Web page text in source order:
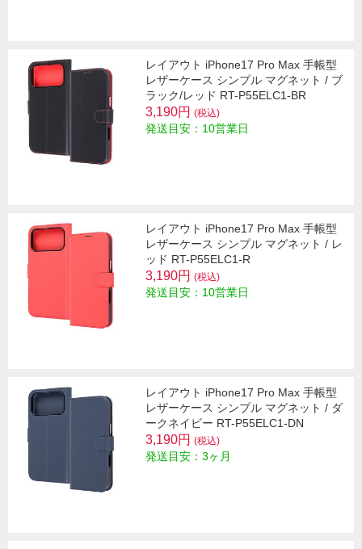
レイアウト iPhone17 Pro Max 手帳型
レザーケース シンプル マグネット / ブ
ラック/レッド RT-P55ELC1-BR
3,190円 (税込)
発送目安：10営業日
レイアウト iPhone17 Pro Max 手帳型
レザーケース シンプル マグネット / レ
ッド RT-P55ELC1-R
3,190円 (税込)
発送目安：10営業日
レイアウト iPhone17 Pro Max 手帳型
レザーケース シンプル マグネット / ダ
ークネイビー RT-P55ELC1-DN
3,190円 (税込)
発送目安：3ヶ月